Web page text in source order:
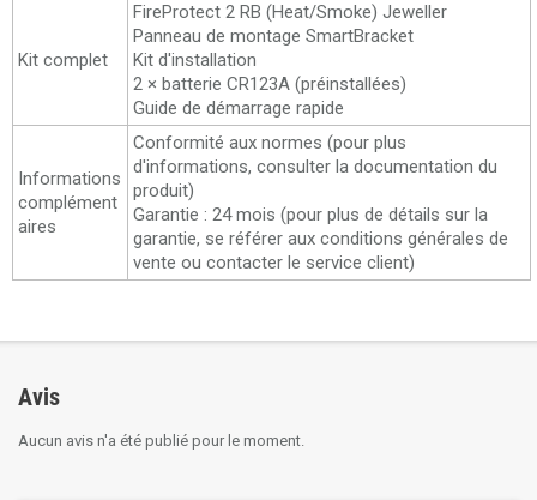
Kit complet
FireProtect 2 RB (Heat/Smoke) Jeweller
Panneau de montage SmartBracket
Kit d'installation
2 × batterie CR123A (préinstallées)
Guide de démarrage rapide
Informations
complément
aires
Conformité aux normes (pour plus
d'informations, consulter la documentation du
produit)
Garantie : 24 mois (pour plus de détails sur la
garantie, se référer aux conditions générales de
vente ou contacter le service client)
Avis
Aucun avis n'a été publié pour le moment.